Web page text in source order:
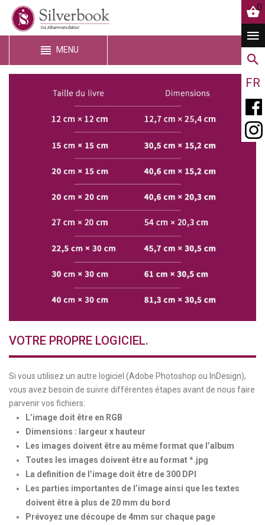
0
FR
MENU
VOTRE PROPRE LOGICIEL.
Si vous utilisez un autre logiciel (Adobe Photoshop ou InDesign),
vous avez besoin de suivre différentes étapes avant de nous faire
parvenir vos fichiers:
L’image doit être en RGB
Dimensions : largeur x hauteur
Les images doivent être au même format que l’album
Toutes les images doivent être au format *.jpg
La definition de l’image doit être de 300 DPI
Les parties importantes de l’image ainsi que les textes
doivent être à plus de 20 mm du bord
Prévoyez une découpe de 4mm sur chaque page